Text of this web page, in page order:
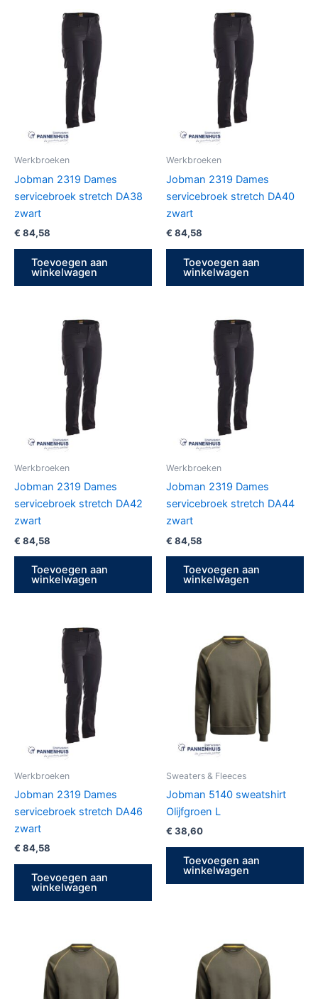
Werkbroeken
Jobman 2319 Dames
servicebroek stretch DA38
zwart
€ 84,58
Toevoegen aan
winkelwagen
Werkbroeken
Jobman 2319 Dames
servicebroek stretch DA40
zwart
€ 84,58
Toevoegen aan
winkelwagen
Werkbroeken
Jobman 2319 Dames
servicebroek stretch DA42
zwart
€ 84,58
Toevoegen aan
winkelwagen
Werkbroeken
Jobman 2319 Dames
servicebroek stretch DA44
zwart
€ 84,58
Toevoegen aan
winkelwagen
Werkbroeken
Jobman 2319 Dames
servicebroek stretch DA46
zwart
€ 84,58
Toevoegen aan
winkelwagen
Sweaters & Fleeces
Jobman 5140 sweatshirt
Olijfgroen L
€ 38,60
Toevoegen aan
winkelwagen